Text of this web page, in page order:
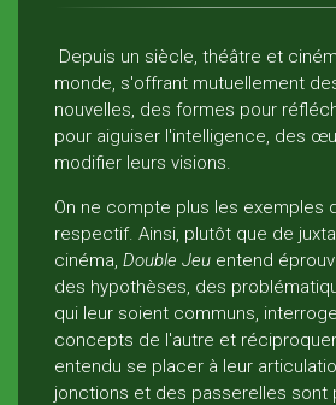
Depuis un siècle, théâtre et
monde, s'offrant mutuellement
nouvelles, des formes pour
pour aiguiser l'intelligence, des
modifier leurs visions.
On ne compte plus les exemples
respectif. Ainsi, plutôt que de
cinéma, Double Jeu entend
des hypothèses, des
qui leur soient communs,
concepts de l'autre et
entendu se placer à leur
jonctions et des passerelles sont